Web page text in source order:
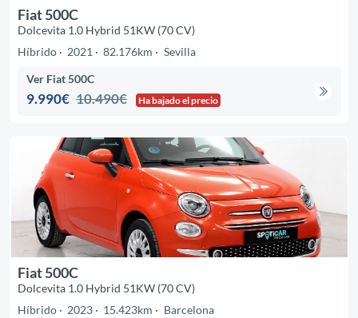
Fiat 500C
Dolcevita 1.0 Hybrid 51KW (70 CV)
Híbrido
2021 82.176km Sevilla
Ver Fiat 500C
9.990€ 10.490€ Ha bajado el precio
Fiat 500C
Dolcevita 1.0 Hybrid 51KW (70 CV)
Híbrido
2023 15.423km Barcelona